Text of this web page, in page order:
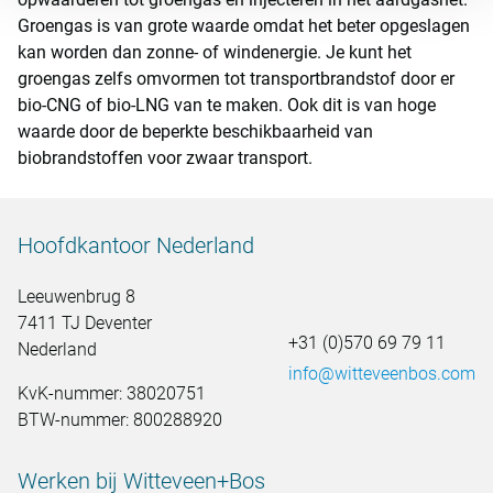
Groengas is van grote waarde omdat het beter opgeslagen
kan worden dan zonne- of windenergie. Je kunt het
groengas zelfs omvormen tot transportbrandstof door er
bio-CNG of bio-LNG van te maken. Ook dit is van hoge
waarde door de beperkte beschikbaarheid van
biobrandstoffen voor zwaar transport.
Hoofdkantoor Nederland
Leeuwenbrug 8
7411 TJ Deventer
Nederland
KvK-nummer: 38020751
BTW-nummer: 800288920
+31 (0)570 69 79 11
info@witteveenbos.com
Werken bij Witteveen+Bos